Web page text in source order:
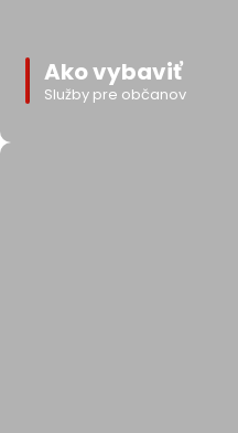
Ako vybaviť
Služby pre občanov